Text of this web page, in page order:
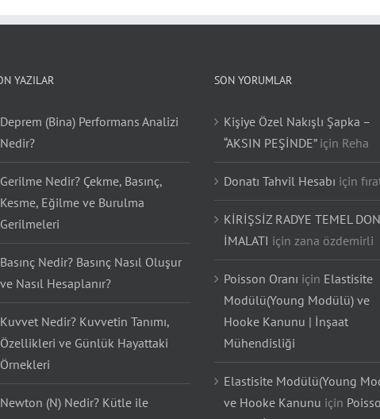
Nedir?
Gerilme Nedir? Çekme, Basınç,
Gerilmeleri
Basınç Nedir? Basınç Nasıl Oluşur
ve Nasıl Hesaplanır?
Kuvvet Nedir? Kuvvetin Tanımı,
Örnekleri
Kişiye Özel Nakışlı Şapka –
“AKSIN PEŞİNDE”
için Reha
Donatı Tahvil Hesabı içinfırat
KİRİŞSİZ RADYE TEMEL
İMALATI için zana özdemirli
Poisson Oranı için
Elastisite
Modülü(Young Modülü) ve
Hooke Kanunu | İnşaat
Mühendisliği
Elastisite Modülü(Young